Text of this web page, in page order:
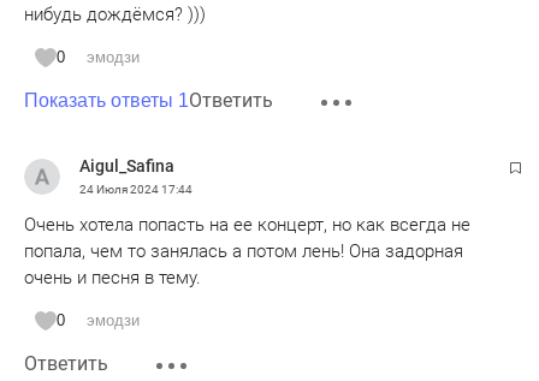
нибудь дождёмся? )))
0 эмодзи
Показать ответы 1Ответить
Aigul_Safina
24 Июля 202417:44
Очень хотела попасть на ее концерт, но как всегда не
попала, чем то занялась а потом лень! Она задорная
очень и песня в тему.
0 эмодзи
Ответить